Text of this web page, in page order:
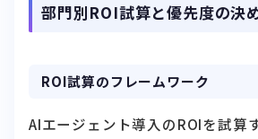
部門別ROI試算と優先度の決
ROI試算のフレームワーク
AIエージェント導入のROIを試算